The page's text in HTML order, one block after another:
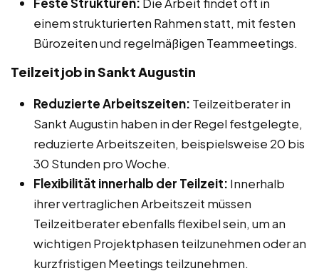
einem strukturierten Rahmen statt, mit festen
Bürozeiten und regelmäßigen Teammeetings.
Teilzeitjob in Sankt Augustin
Reduzierte Arbeitszeiten: Teilzeitberater in
Sankt Augustin haben in der Regel festgelegte,
reduzierte Arbeitszeiten, beispielsweise 20 bis
30 Stunden pro Woche.
Flexibilität innerhalb der Teilzeit: Innerhalb
ihrer vertraglichen Arbeitszeit müssen
Teilzeitberater ebenfalls flexibel sein, um an
wichtigen Projektphasen teilzunehmen oder an
kurzfristigen Meetings teilzunehmen.